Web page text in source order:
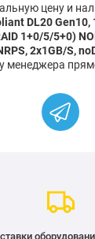
цену и
DL20 Gen10,
1+0/5/5+0)
2x1GB/S,
у менеджера